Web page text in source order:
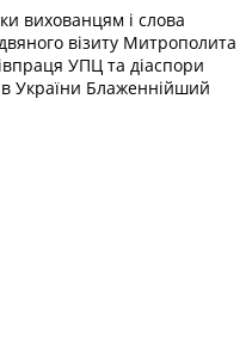
вихованцям і слова
візиту Митрополита
УПЦ та діаспори
України Блаженнійший